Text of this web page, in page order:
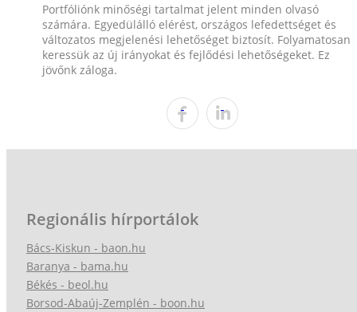
Portfóliónk minőségi tartalmat jelent minden olvasó
számára. Egyedülálló elérést, országos lefedettséget és
változatos megjelenési lehetőséget biztosít. Folyamatosan
keressük az új irányokat és fejlődési lehetőségeket. Ez
jövőnk záloga.
Regionális hírportálok
Bács-Kiskun - baon.hu
Baranya - bama.hu
Békés - beol.hu
Borsod-Abaúj-Zemplén - boon.hu